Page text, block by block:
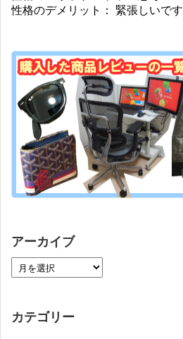
性格のデメリット： 緊張しいです
アーカイブ
カテゴリー